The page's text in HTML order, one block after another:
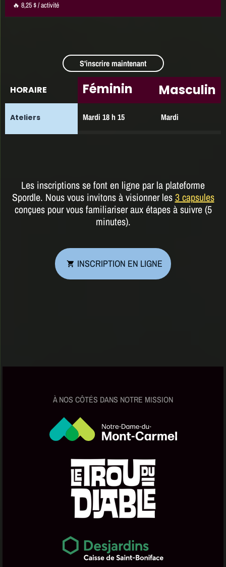
🔥 8,25 $ / activité
S'inscrire maintenant
HORAIRE Féminin Masculin
Ateliers Mardi 18 h 15 Mardi
développement
à 12 h
Les inscriptions se font en ligne par la plateforme
Spordle. Nous vous invitons à visionner les3 capsules
conçues pour vous familiariser aux étapes à suivre (5
minutes).
shopping_cart INSCRIPTION EN LIGNE
À NOS CÔTÉS DANS NOTRE MISSION